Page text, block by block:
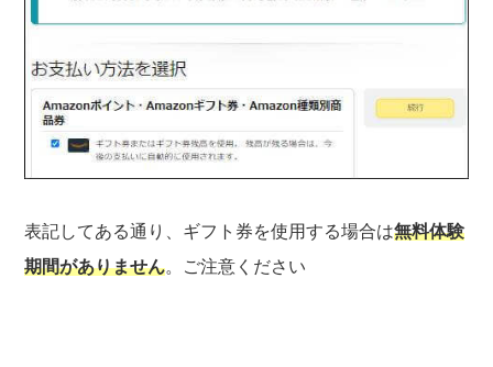
表記してある通り、ギフト券を使用する場合は無料体験
期間がありません。ご注意ください